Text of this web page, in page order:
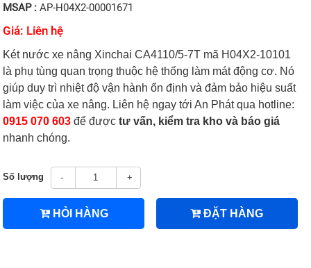
MSAP :AP-H04X2-00001671
Giá: Liên hệ
Két nước xe nâng Xinchai CA4110/5-7T mã H04X2-10101
là phụ tùng quan trọng thuộc hệ thống làm mát động cơ. Nó
giúp duy trì nhiệt độ vận hành ổn định và đảm bảo hiệu suất
làm việc của xe nâng. Liên hệ ngay tới An Phát qua hotline:
0915 070 603 để đượctư vấn, kiểm tra kho và báo giá
nhanh chóng.
Số lượng - +
HỎI HÀNG ĐẶT HÀNG